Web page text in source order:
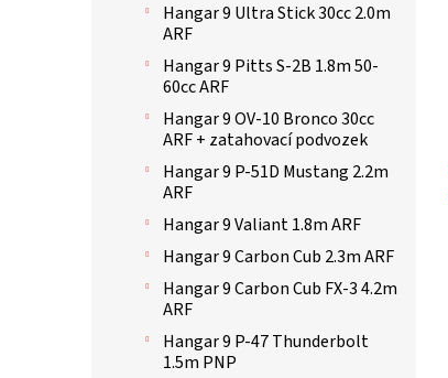
Hangar 9 Ultra Stick 30cc 2.0m
ARF
Hangar 9 Pitts S-2B 1.8m 50-
60cc ARF
Hangar 9 OV-10 Bronco 30cc
ARF + zatahovací podvozek
Hangar 9 P-51D Mustang 2.2m
ARF
Hangar 9 Valiant 1.8m ARF
Hangar 9 Carbon Cub 2.3m ARF
Hangar 9 Carbon Cub FX-3 4.2m
ARF
Hangar 9 P-47 Thunderbolt
1.5m PNP